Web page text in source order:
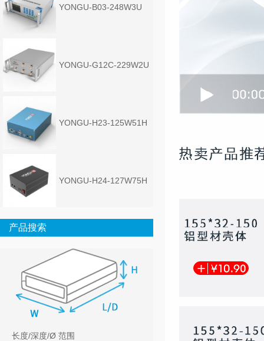
YONGU-B03-248W3U
YONGU-G12C-229W2U
YONGU-H23-125W51H
YONGU-H24-127W75H
产品搜索
长度/深度/Ø 范围